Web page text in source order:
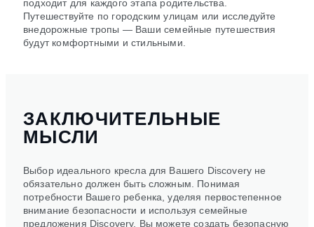
подходит для каждого этапа родительства.
Путешествуйте по городским улицам или исследуйте
внедорожные тропы — Ваши семейные путешествия
будут комфортными и стильными.
ЗАКЛЮЧИТЕЛЬНЫЕ
МЫСЛИ
Выбор идеального кресла для Вашего Discovery не
обязательно должен быть сложным. Понимая
потребности Вашего ребенка, уделяя первостепенное
внимание безопасности и используя семейные
предложения Discovery, Вы можете создать безопасную